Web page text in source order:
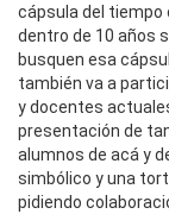
cápsula del tiempo
dentro de 10 años
busquen esa
también va a
y docentes
presentación de
alumnos de acá y
simbólico y una
pidiendo